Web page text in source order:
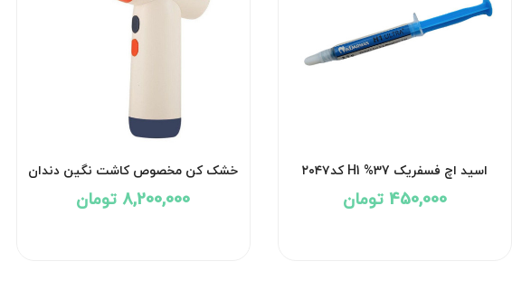
اسید اچ فسفریک 37% H1 کد۲۰۴۷
450,000 تومان
خشک کن مخصوص کاشت نگین دندان
کد 2376
8,200,000 تومان